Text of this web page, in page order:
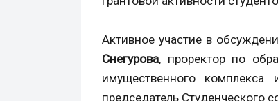
Активное участие в
Снегурова, проректор по
имущественного комплекса
председатель Студенческого